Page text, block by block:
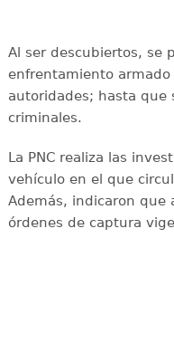
Al ser descubiertos, se
enfrentamiento
autoridades; hasta que
criminales.
La PNC realiza las
vehículo en el que
Además, indicaron que
órdenes de captura